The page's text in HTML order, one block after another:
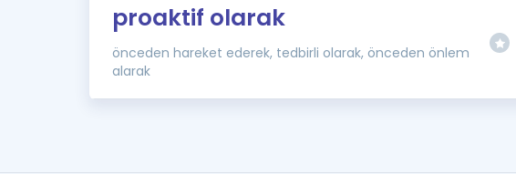
proaktif olarak
önceden hareket ederek, tedbirli olarak, önceden önlem
alarak